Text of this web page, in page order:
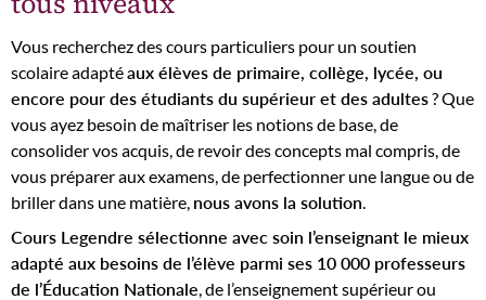
Vous recherchez des cours particuliers pour un soutien
scolaire adaptéaux élèves de primaire, collège, lycée, ou
encore pour des étudiants du supérieur et des adultes? Que
vous ayez besoin de maîtriser les notions de base, de
consolider vos acquis, de revoir des concepts mal compris, de
vous préparer aux examens, de perfectionner une langue ou de
briller dans une matière, nous avons la solution
Cours Legendre sélectionne avec soin l’enseignant le mieux
adapté aux besoins de l’élève parmi ses 10 000 professeurs
de l’Éducation Nationale , de l’enseignement supérieur ou